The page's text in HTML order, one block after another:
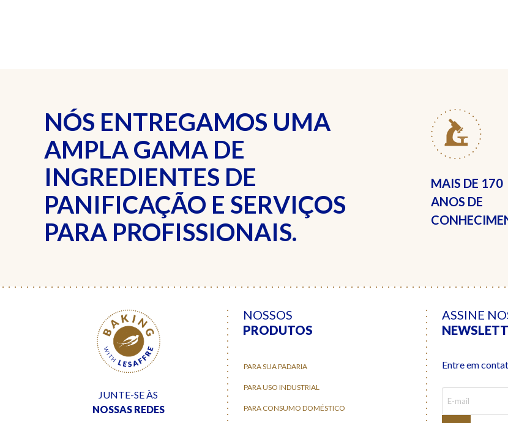
NÓS ENTREGAMOS UMA
AMPLA GAMA DE
INGREDIENTES DE
PANIFICAÇÃO E SERVIÇOS
PARA PROFISSIONAIS.
MAIS DE 170
ANOS DE
JUNTE-SE ÀS
NOSSAS REDES
NOSSOS
PRODUTOS
PARA SUA PADARIA
PARA USO INDUSTRIAL
PARA CONSUMO DOMÉSTICO
ASSINE
Entre em